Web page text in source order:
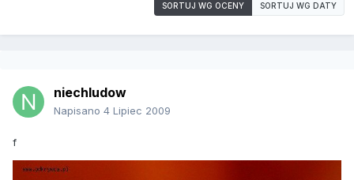
SORTUJ WG OCENY SORTUJ WG DATY
niechludow
Napisano 4 Lipiec 2009
f